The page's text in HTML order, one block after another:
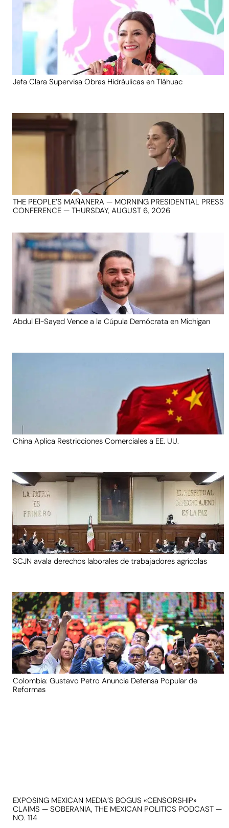
Jefa Clara Supervisa Obras Hidráulicas en Tláhuac
THE PEOPLE’S MAÑANERA — MORNING PRESIDENTIAL PRESS
CONFERENCE — THURSDAY, AUGUST 6, 2026
Abdul El-Sayed Vence a la Cúpula Demócrata en Michigan
China Aplica Restricciones Comerciales a EE. UU.
SCJN avala derechos laborales de trabajadores agrícolas
Colombia: Gustavo Petro Anuncia Defensa Popular de
Reformas
EXPOSING MEXICAN MEDIA’S BOGUS «CENSORSHIP»
CLAIMS — SOBERANIA, THE MEXICAN POLITICS PODCAST —
NO. 114